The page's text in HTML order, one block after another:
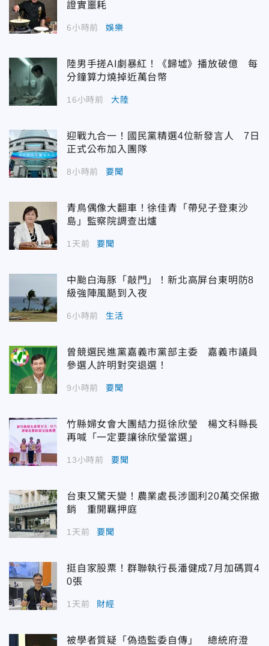
證實噩耗
6小時前 娛樂
陸男手搓AI劇暴紅！《歸墟》播放破億 每
分鐘算力燒掉近萬台幣
16小時前 大陸
迎戰九合一！國民黨精選4位新發言人 7日
正式公布加入團隊
8小時前 要聞
青鳥偶像大翻車！徐佳青「帶兒子登東沙
島」監察院調查出爐
1天前 要聞
中颱白海豚「敲門」！新北高屏台東明防8
級強陣風颳到入夜
6小時前 生活
曾競選民進黨嘉義市黨部主委 嘉義市議員
參選人許明對突退選！
9小時前 要聞
竹縣婦女會大團結力挺徐欣瑩 楊文科縣長
再喊「一定要讓徐欣瑩當選」
13小時前 要聞
台東又驚天變！農業處長涉圖利20萬交保撤
銷 重開羈押庭
1天前 要聞
挺自家股票！群聯執行長潘健成7月加碼買4
0張
1天前 財經
被學者質疑「偽造監委自傳」 總統府澄